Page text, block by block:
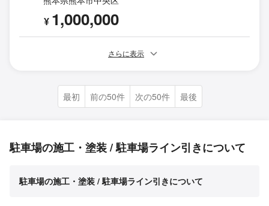
¥ 1,000,000
さらに表示
最初 前の50件 次の50件 最後
駐車場の施工・塗装 / 駐車場ライン引きについて
駐車場の施工・塗装 / 駐車場ライン引きについて